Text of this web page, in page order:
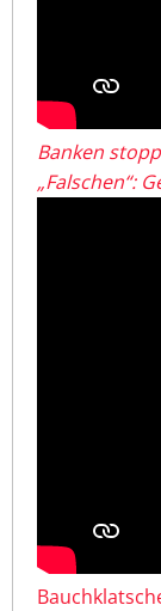
Banken
„Falschen“: